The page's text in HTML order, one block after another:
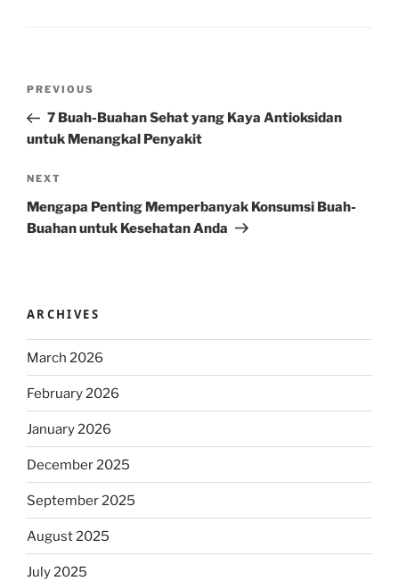
Previous
Post
PREVIOUS
7 Buah-Buahan Sehat yang Kaya Antioksidan
untuk Menangkal Penyakit
Next
Post
NEXT
Mengapa Penting Memperbanyak Konsumsi Buah-
Buahan untuk Kesehatan Anda
ARCHIVES
March 2026
February 2026
January 2026
December 2025
September 2025
August 2025
July 2025